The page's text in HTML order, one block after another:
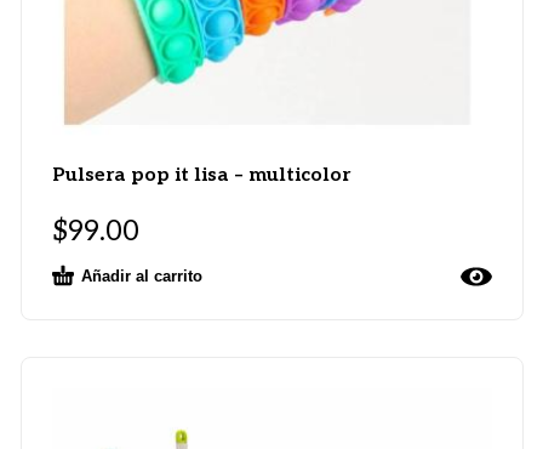
Pulsera pop it lisa – multicolor
$99.00
Añadir al carrito